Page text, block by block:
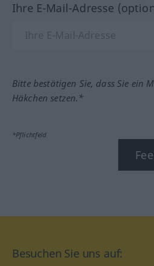
Ihre E-Mail-Adresse
Bitte bestätigen Sie, dass Sie ein
Häkchen setzen.*
*Pflichtfeld
Besuchen Sie uns auf: